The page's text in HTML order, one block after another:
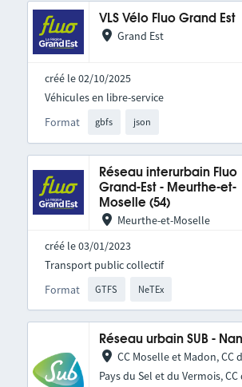
VLS Vélo Fluo Grand Est
Grand Est
créé le 02/10/2025
Format gbfs json
Véhicules en libre-service
Réseau interurbain Fluo
Grand-Est - Meurthe-et-
Moselle (54)
Meurthe-et-Moselle
créé le 03/01/2023
Format GTFS NeTEx
Transport public collectif
Réseau urbain SUB -
CC Moselle et Madon, CC
Pays du Sel et du Vermois, CC